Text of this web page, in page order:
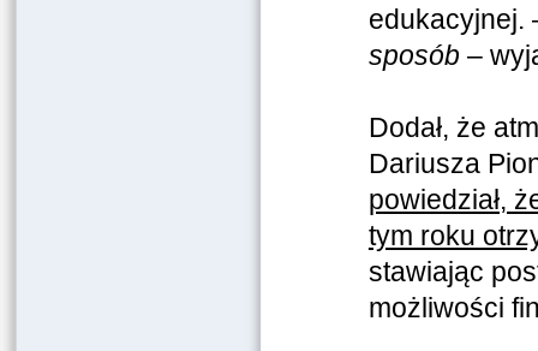
edukacyjnej.
sposób –
Dodał, że
Dariusza
powiedział,
tym roku
stawiając
możliwości